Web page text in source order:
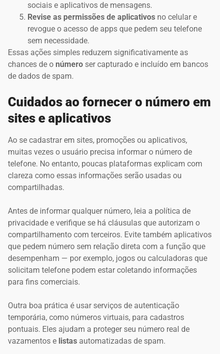
sociais e aplicativos de mensagens.
Revise as permissões de aplicativos no celular e
revogue o acesso de apps que pedem seu telefone
sem necessidade.
Essas ações simples reduzem significativamente as
chances de o número ser capturado e incluído em bancos
de dados de spam.
Cuidados ao fornecer o número em
sites e aplicativos
Ao se cadastrar em sites, promoções ou aplicativos,
muitas vezes o usuário precisa informar o número de
telefone. No entanto, poucas plataformas explicam com
clareza como essas informações serão usadas ou
compartilhadas.
Antes de informar qualquer número, leia a política de
privacidade e verifique se há cláusulas que autorizam o
compartilhamento com terceiros. Evite também aplicativos
que pedem número sem relação direta com a função que
desempenham — por exemplo, jogos ou calculadoras que
solicitam telefone podem estar coletando informações
para fins comerciais.
Outra boa prática é usar serviços de autenticação
temporária, como números virtuais, para cadastros
pontuais. Eles ajudam a proteger seu número real de
vazamentos e listas automatizadas de spam.